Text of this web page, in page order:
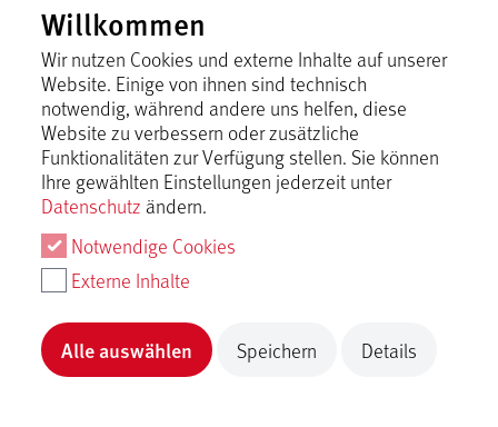
Inhalt laden
Lichtenstein
Münsingen
Inhalt laden
Ein Frühlingstag in Münsingen
Münsingen
Inhalt laden
Ein Gruppentag in Münsingen
Münsingen
Willkommen
Wir nutzen Cookies und externe Inhalte auf unserer
Website. Einige von ihnen sind technisch
notwendig, während andere uns helfen, diese
Website zu verbessern oder zusätzliche
Funktionalitäten zur Verfügung stellen. Sie können
Ihre gewählten Einstellungen jederzeit unter
Datenschutz ändern.
Notwendige Cookies
Externe Inhalte
Alle auswählen Speichern Details